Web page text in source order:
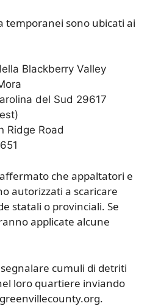
temporanei sono ubicati ai
Blackberry Valley
del Sud 29617
Ridge Road
che appaltatori e
autorizzati a scaricare
statali o provinciali. Se
applicate alcune
cumuli di detriti
loro quartiere inviando